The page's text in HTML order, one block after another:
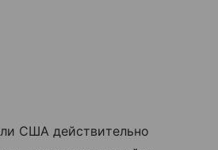
США действительно